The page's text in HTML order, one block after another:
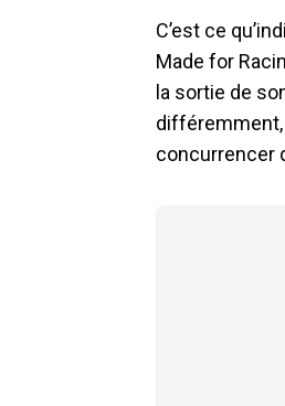
C’est ce
Made for
la sortie de
différemment,
concurrencer